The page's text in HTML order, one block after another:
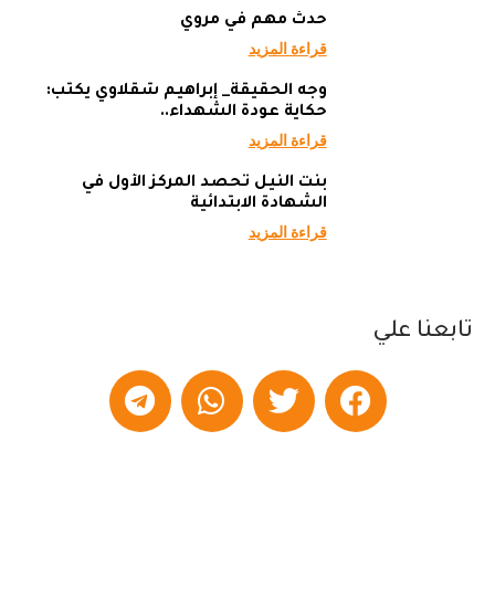
حدث مهم في مروي
قراءة المزيد
وجه الحقيقة_ إبراهيم شقلاوي يكتب:
حكاية عودة الشهداء..
قراءة المزيد
بنت النيل تحصد المركز الأول في
الشهادة الابتدائية
قراءة المزيد
تابعنا علي